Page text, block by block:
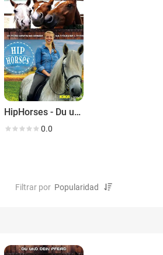
HipHorses - Du und dein Pferd
0.0
Filtrar por